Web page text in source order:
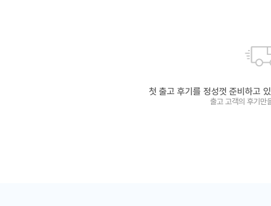
첫 출고 후기를 정성껏 준비하고
출고 고객의 후기만